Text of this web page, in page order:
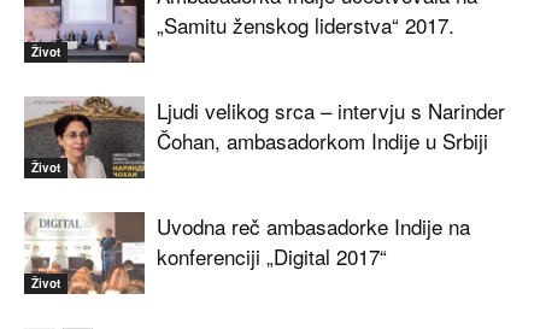
Život
„Samitu ženskog liderstva“ 2017.
Život
Ljudi velikog srca – intervju s Narinder
Čohan, ambasadorkom Indije u Srbiji
Život
Uvodna reč ambasadorke Indije na
konferenciji „Digital 2017“